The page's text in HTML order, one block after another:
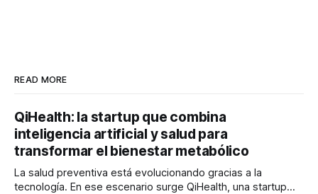
READ MORE
QiHealth: la startup que combina
inteligencia artificial y salud para
transformar el bienestar metabólico
La salud preventiva está evolucionando gracias a la
tecnología. En ese escenario surge QiHealth, una startup